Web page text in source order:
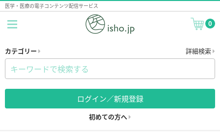
医学・医療の電子コンテンツ配信サービス
0
カテゴリー 詳細検索
ログイン／新規登録
初めての方へ